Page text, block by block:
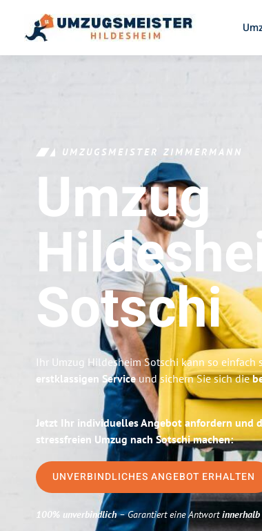
UMZUGSMEISTER ZIMMERMANN
Umzug
Sotschi
Ihr Umzug Hildesheim Sotschi kann so einfach
erstklassigen Serviceund sichern Sie sich die
Jetzt Ihr individuelles Angebot anfordern und
stressfreien Umzug nach Sotschi machen:
UNVERBINDLICHES ANGEBOT ERHALTEN
100% unverbindlich– Garantiert eine Antwortinnerhalb